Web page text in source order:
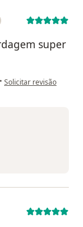
super
• na opinião do
Solicitar revisão